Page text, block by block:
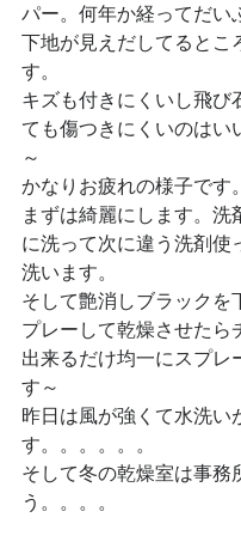
パー。何年か経ってだい
下地が見えだしてるとこ
す。
キズも付きにくいし飛び
ても傷つきにくいのはい
～
かなりお疲れの様子です。
まずは綺麗にします。洗
に洗って次に違う洗剤使
洗います。
そして艶消しブラックを
プレーして乾燥させたら
出来るだけ均一にスプレ
す～
昨日は風が強くて水洗い
す。。。。。。
そして冬の乾燥室は事務
う。。。。